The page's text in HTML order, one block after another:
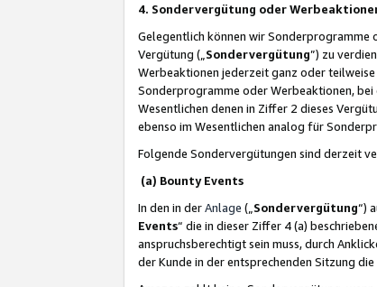
4. Sondervergütung oder
Gelegentlich können wir Sonderprogramme
Vergütung („ Sondervergütung”) zu
Werbeaktionen jederzeit ganz oder
Sonderprogramme oder Werbeaktionen,
Wesentlichen denen in Ziffer 2 dieses
ebenso im Wesentlichen analog für
Folgende Sondervergütungen sind derzeit
(a) Bounty Events
In den in derAnlage („ Sondervergütung“)
Events“ die in dieser Ziffer 4 (a)
anspruchsberechtigt sein muss, durch
der Kunde in der entsprechenden Sitzung